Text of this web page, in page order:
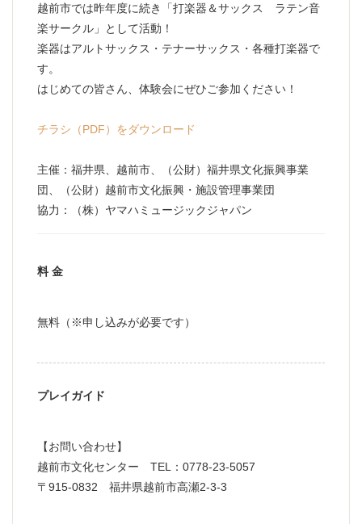
越前市では昨年度に続き「打楽器＆サックス ラテン音
楽サークル」として活動！
楽器はアルトサックス・テナーサックス・各種打楽器で
す。
はじめての皆さん、体験会にぜひご参加ください！
チラシ（PDF）をダウンロード
主催：福井県、越前市、（公財）福井県文化振興事業
団、（公財）越前市文化振興・施設管理事業団
協力：（株）ヤマハミュージックジャパン
料 金
無料（※申し込みが必要です）
プレイガイド
【お問い合わせ】
越前市文化センター TEL：0778-23-5057
〒915-0832 福井県越前市高瀬2-3-3